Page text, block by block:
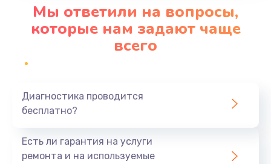
Мы ответили на вопросы,
которые нам задают чаще
всего
Диагностика проводится
бесплатно?
Есть ли гарантия на услуги
ремонта и на используемые